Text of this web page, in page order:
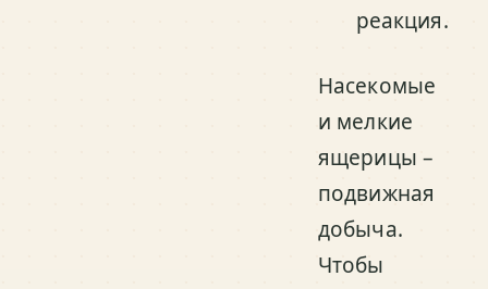
реакция.
Насекомые
и мелкие
ящерицы –
подвижная
добыча.
Чтобы